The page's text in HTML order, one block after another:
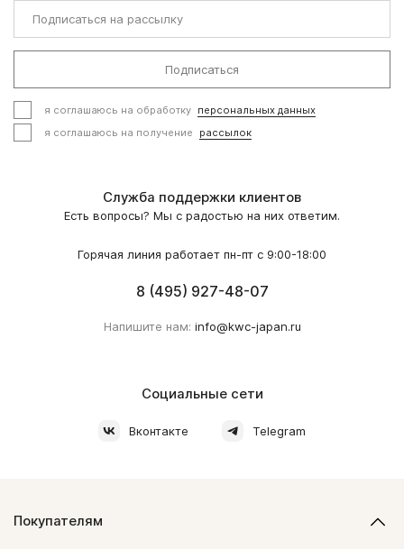
Подписаться
я соглашаюсь на обработку персональных данных
я соглашаюсь на получение
рассылок
Служба поддержки клиентов
Есть вопросы? Мы с радостью на них ответим.
Горячая линия работает пн-пт с 9:00-18:00
8 (495) 927-48-07
Напишите нам: info@kwc-japan.ru
Социальные сети
Вконтакте Telegram
Покупателям